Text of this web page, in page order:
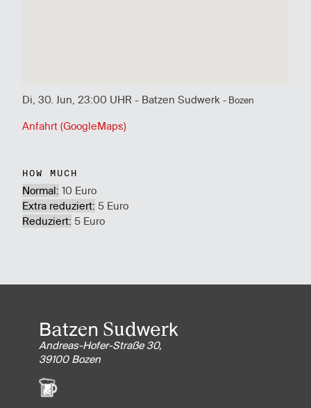
Di, 30. Jun, 23:00 UHR - Batzen Sudwerk - Bozen
Anfahrt (GoogleMaps)
HOW MUCH
Normal: 10 Euro
Extra reduziert: 5 Euro
Reduziert: 5 Euro
Batzen Sudwerk
Andreas-Hofer-Straße 30,
39100 Bozen